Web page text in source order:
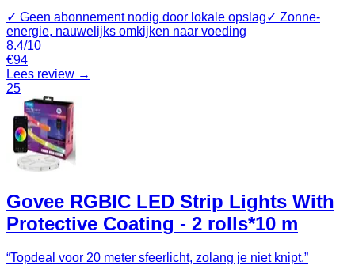
✓ Geen abonnement nodig door lokale opslag✓ Zonne-
energie, nauwelijks omkijken naar voeding
8.4/10
€94
Lees review →
25
Govee RGBIC LED Strip Lights With
Protective Coating - 2 rolls*10 m
“Topdeal voor 20 meter sfeerlicht, zolang je niet knipt.”